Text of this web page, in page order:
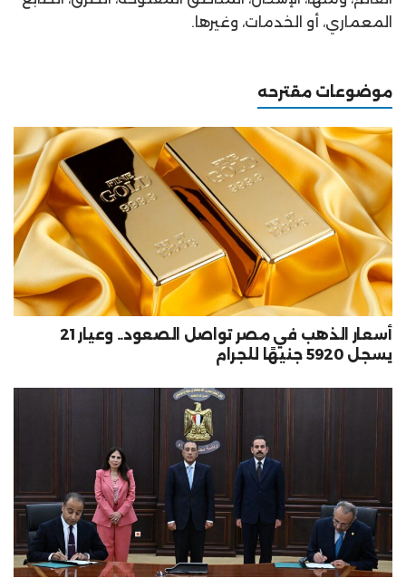
المعماري، أو الخدمات، وغيرها.
موضوعات مقترحه
أسعار الذهب في مصر تواصل الصعود.. وعيار 21
يسجل 5920 جنيهًا للجرام